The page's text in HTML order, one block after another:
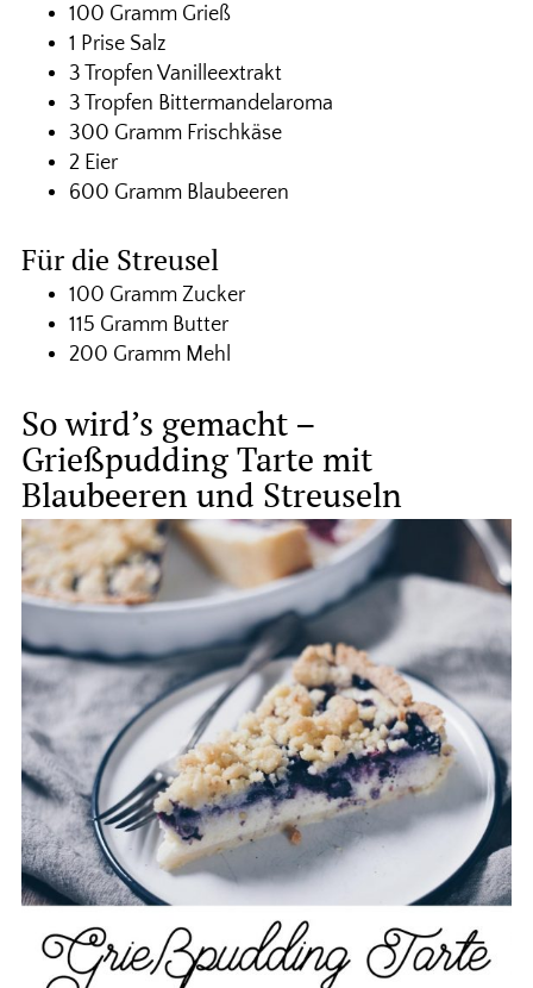
100 Gramm Grieß
1 Prise Salz
3 Tropfen Vanilleextrakt
3 Tropfen Bittermandelaroma
300 Gramm Frischkäse
2 Eier
600 Gramm Blaubeeren
Für die Streusel
100 Gramm Zucker
115 Gramm Butter
200 Gramm Mehl
So wird’s gemacht –
Grießpudding Tarte mit
Blaubeeren und Streuseln